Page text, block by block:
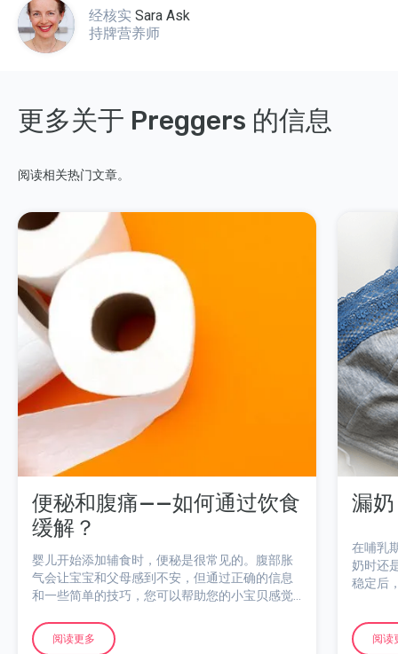
经核实 Sara Ask
持牌营养师
更多关于 Preggers 的信息
阅读相关热门文章。
便秘和腹痛——如何通过饮食
缓解？
婴儿开始添加辅食时，便秘是很常见的。腹部胀
气会让宝宝和父母感到不安，但通过正确的信息
和一些简单的技巧，您可以帮助您的小宝贝感觉
阅读更多
漏奶
在哺乳
奶时还
稳定后
阅读